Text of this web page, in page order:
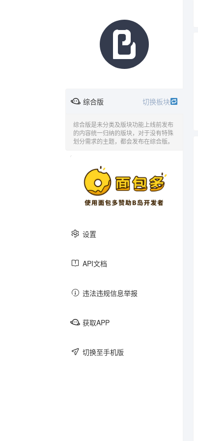
综合版 切换板块
问与答 音乐 动漫
日记 美食
综合版是未分类及版块功能上线前发布
的内容统一归纳的版块，对于没有特殊
划分需求的主题，都会发布在综合版。
设置
API文档
违法违规信息举报
获取APP
切换至手机版